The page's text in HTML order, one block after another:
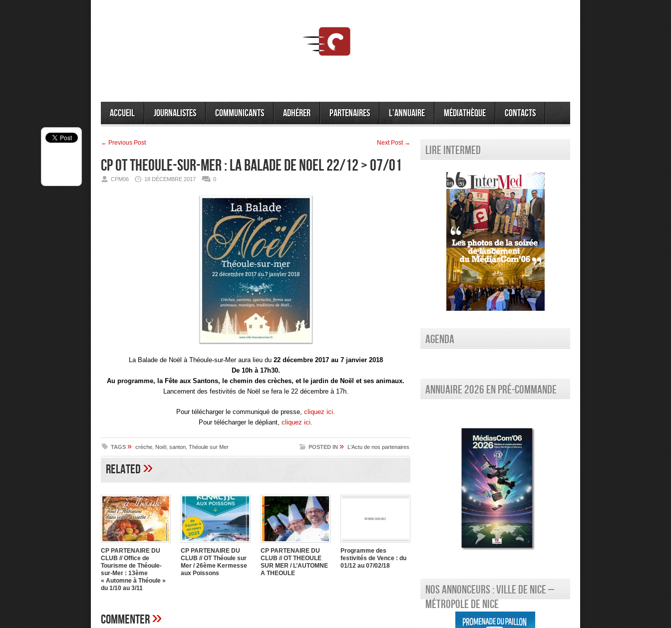
Accueil Journalistes Communicants Adhérer Partenaires L’annuaire Médiathèque Contacts
← Previous Post Next Post →
CP OT THEOULE-SUR-MER : LA BALADE DE NOEL 22/12 > 07/01
CPM06 18 DÉCEMBRE 2017 0
La Balade de Noël à Théoule-sur-Mer aura lieu du 22 décembre 2017 au 7 janvier 2018
De 10h à 17h30.
Au programme, la Fête aux Santons, le chemin des crèches, et le jardin de Noël et ses animaux.
Lancement des festivités de Noël se fera le 22 décembre à 17h.
Pour télécharger le communiqué de presse, cliquez ici.
Pour télécharger le dépliant, cliquez ici.
TAGS » crèche Noël santon Théoule sur Mer POSTED IN » L'Actu de nos partenaires
Related»
CP PARTENAIRE DU
CLUB // Office de
Tourisme de Théoule-
sur-Mer : 13ème
« Automne à Théoule »
du 1/10 au 3/11
CP PARTENAIRE DU
CLUB // OT Théoule sur
Mer / 26ème Kermesse
aux Poissons
CP PARTENAIRE DU
CLUB // OT THEOULE
SUR MER / L’AUTOMNE
A THEOULE
Programme des
festivités de Vence : du
01/12 au 07/02/18
Commenter»
Lire Intermed
AGENDA
Annuaire 2026 en pré-commande
Nos annonceurs : Ville de Nice –
Métropole de Nice